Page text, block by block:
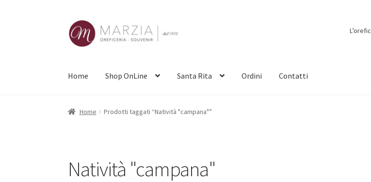
Vai
alla
navigazione
Vai
al
contenuto
Home Shop OnLine Santa Rita Ordini Contatti
Home Prodotti taggati “Natività "campana"”
Natività "campana"